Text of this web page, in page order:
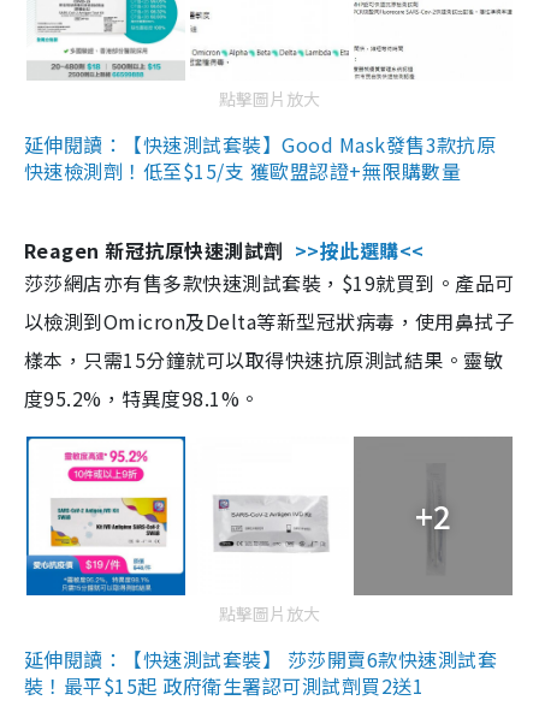
點擊圖片放大
延伸閱讀：【快速測試套裝】Good Mask發售3款抗原
快速檢測劑！低至$15/支 獲歐盟認證+無限購數量
Reagen 新冠抗原快速測試劑 >>按此選購<<
莎莎網店亦有售多款快速測試套裝，$19就買到。產品可
以檢測到Omicron及Delta等新型冠狀病毒，使用鼻拭子
樣本，只需15分鐘就可以取得快速抗原測試結果。靈敏
度95.2%，特異度98.1%。
+2
點擊圖片放大
延伸閱讀：【快速測試套裝】 莎莎開賣6款快速測試套
裝！最平$15起 政府衛生署認可測試劑買2送1